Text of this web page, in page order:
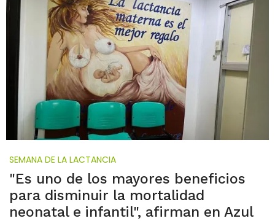
SEMANA DE LA LACTANCIA
"Es uno de los mayores beneficios
para disminuir la mortalidad
neonatal e infantil", afirman en Azul